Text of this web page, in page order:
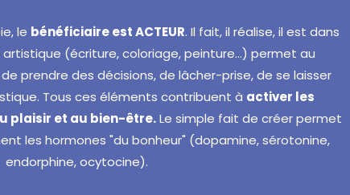
le bénéficiaire est ACTEUR. Il fait, il réalise, il est dans
artistique (écriture, coloriage, peinture...) permet au
prendre des décisions, de lâcher-prise, de se laisser
Tous ces éléments contribuent à activer les
plaisir et au bien-être.Le simple fait de créer permet
les hormones "du bonheur" (dopamine, sérotonine,
endorphine, ocytocine).